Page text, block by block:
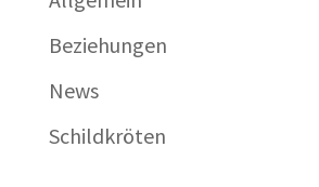
Beziehungen
News
Schildkröten